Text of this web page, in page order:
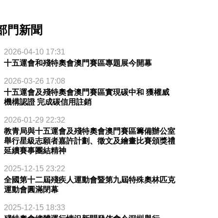
門新聞
2026-04-10 17:31
十五運會和殘特奧會澳門賽區專題展今開幕
2026-03-26 17:08
十五運會及殘特奧會澳門賽區實現碳中和 獲權威
機構認證 完成碳信用註銷
2026-01-29 22:32
教青局與十五運會及殘特奧會澳門賽區籌備辦公室
舉行星級志願者嘉許計劃、徵文及繪畫比賽頒獎禮
延續賽事團結精神
2025-12-15 23:22
全國第十二屆殘疾人運動會暨第九屆特殊奧林匹克
運動會圓滿閉幕
2025-12-15 18:33